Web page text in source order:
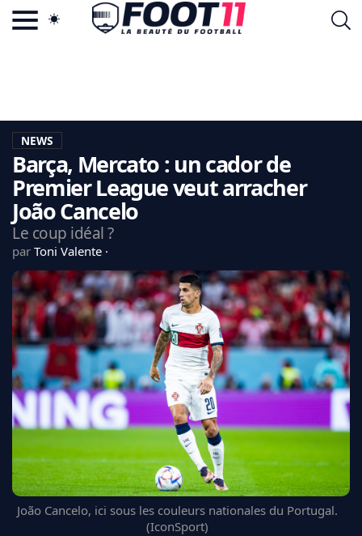
LA CHARTE
VIE PRIVÉE
CGU
CONTACTEZ-NOUS
CDM 2026
EDF
PSG
LIGUE 1
REAL MADRID
FC BARCELONE
MANCHESTER UNITED
CHELSEA
BAYERN
L'AVIS DE LA RÉDAC'
NEWS
Barça, Mercato : un cador de
Premier League veut arracher
João Cancelo
Le coup idéal ?
par Toni Valente
João Cancelo, ici sous les couleurs nationales du Portugal.
(IconSport)